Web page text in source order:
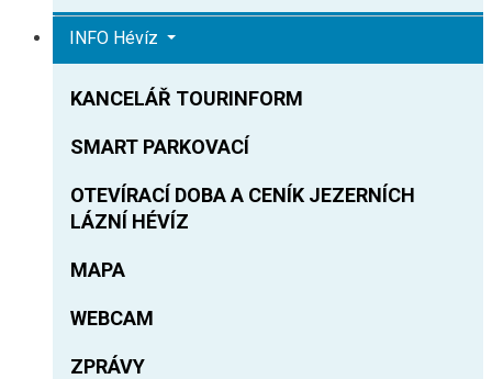
INFO Hévíz
KANCELÁŘ TOURINFORM
SMART PARKOVACÍ
OTEVÍRACÍ DOBA A CENÍK JEZERNÍCH
LÁZNÍ HÉVÍZ
MAPA
WEBCAM
ZPRÁVY